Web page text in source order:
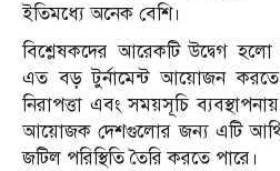
ইতিমধ্যে অনেক বেশি।
বিশ্লেষকদের আরেকটি উদ্বেগ
এত বড় টুর্নামেন্ট আয়োজন করতে
নিরাপত্তা এবং সময়সূচি
আয়োজক দেশগুলোর জন্য এটি
জটিল পরিস্থিতি তৈরি করতে পারে।